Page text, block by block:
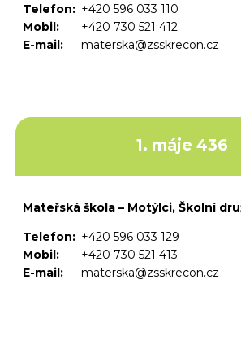
Telefon: +420 596 033 110
Mobil:
+420 730 521 412
E-mail:
materska@zsskrecon.cz
1. máje 436
Mateřská škola – Motýlci, Školní
Telefon: +420 596 033 129
Mobil:
+420 730 521 413
E-mail:
materska@zsskrecon.cz